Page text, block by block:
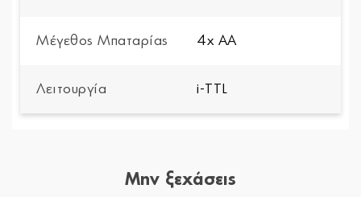
Μέγεθος Μπαταρίας 4x AA
Λειτουργία i-TTL
Μην ξεχάσεις